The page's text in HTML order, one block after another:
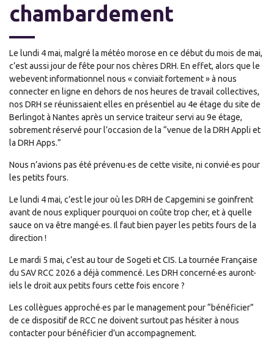
chambardement
Le lundi 4 mai, malgré la météo morose en ce début du mois de mai,
c’est aussi jour de fête pour nos chères DRH. En effet, alors que le
webevent informationnel nous « conviait fortement » à nous
connecter en ligne en dehors de nos heures de travail collectives,
nos DRH se réunissaient elles en présentiel au 4e étage du site de
Berlingot à Nantes après un service traiteur servi au 9e étage,
sobrement réservé pour l’occasion de la “venue de la DRH Appli et
la DRH Apps.”
Nous n’avions pas été prévenu·es de cette visite, ni convié·es pour
les petits fours.
Le lundi 4 mai, c’est le jour où les DRH de Capgemini se goinfrent
avant de nous expliquer pourquoi on coûte trop cher, et à quelle
sauce on va être mangé·es. Il faut bien payer les petits fours de la
direction !
Le mardi 5 mai, c’est au tour de Sogeti et CIS. La tournée Française
du SAV RCC 2026 a déjà commencé. Les DRH concerné·es auront-
iels le droit aux petits fours cette fois encore ?
Les collègues approché·es par le management pour “bénéficier”
de ce dispositif de RCC ne doivent surtout pas hésiter à nous
contacter pour bénéficier d’un accompagnement.